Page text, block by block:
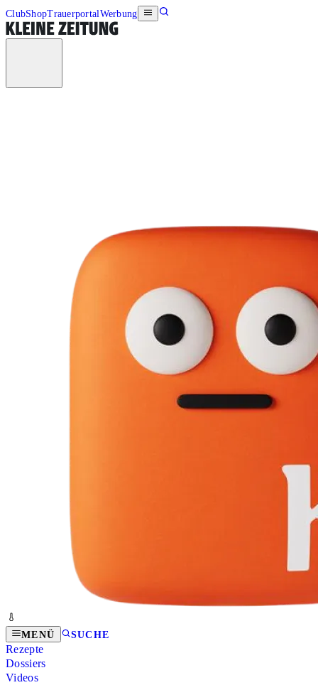
ClubShopTrauerportalWerbung
MENÜ SUCHE
Rezepte
Dossiers
Videos